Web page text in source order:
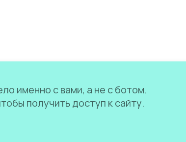
именно с вами, а не с ботом.
получить доступ к сайту.